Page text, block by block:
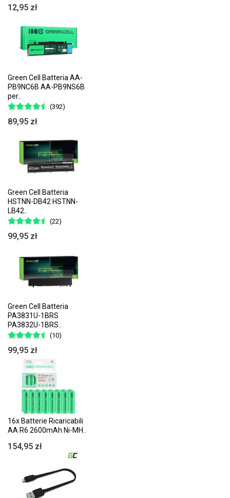
12,95 zł
Green Cell Batteria AA-
PB9NC6B AA-PB9NS6B
per..
(392)
89,95 zł
Green Cell Batteria
HSTNN-DB42 HSTNN-
LB42..
(22)
99,95 zł
Green Cell Batteria
PA3831U-1BRS
PA3832U-1BRS..
(10)
99,95 zł
16x Batterie Ricaricabili
AA R6 2600mAh Ni-MH..
154,95 zł